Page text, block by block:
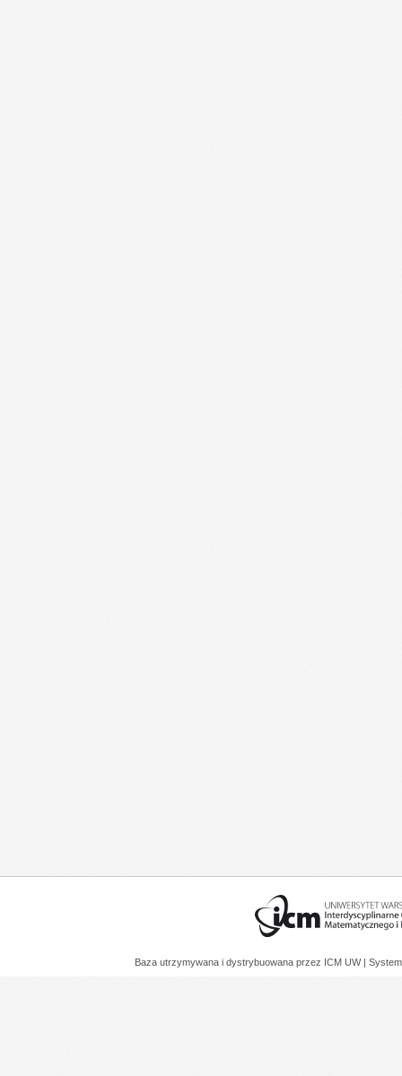
Baza utrzymywana i dystrybuowana przez ICM UW |